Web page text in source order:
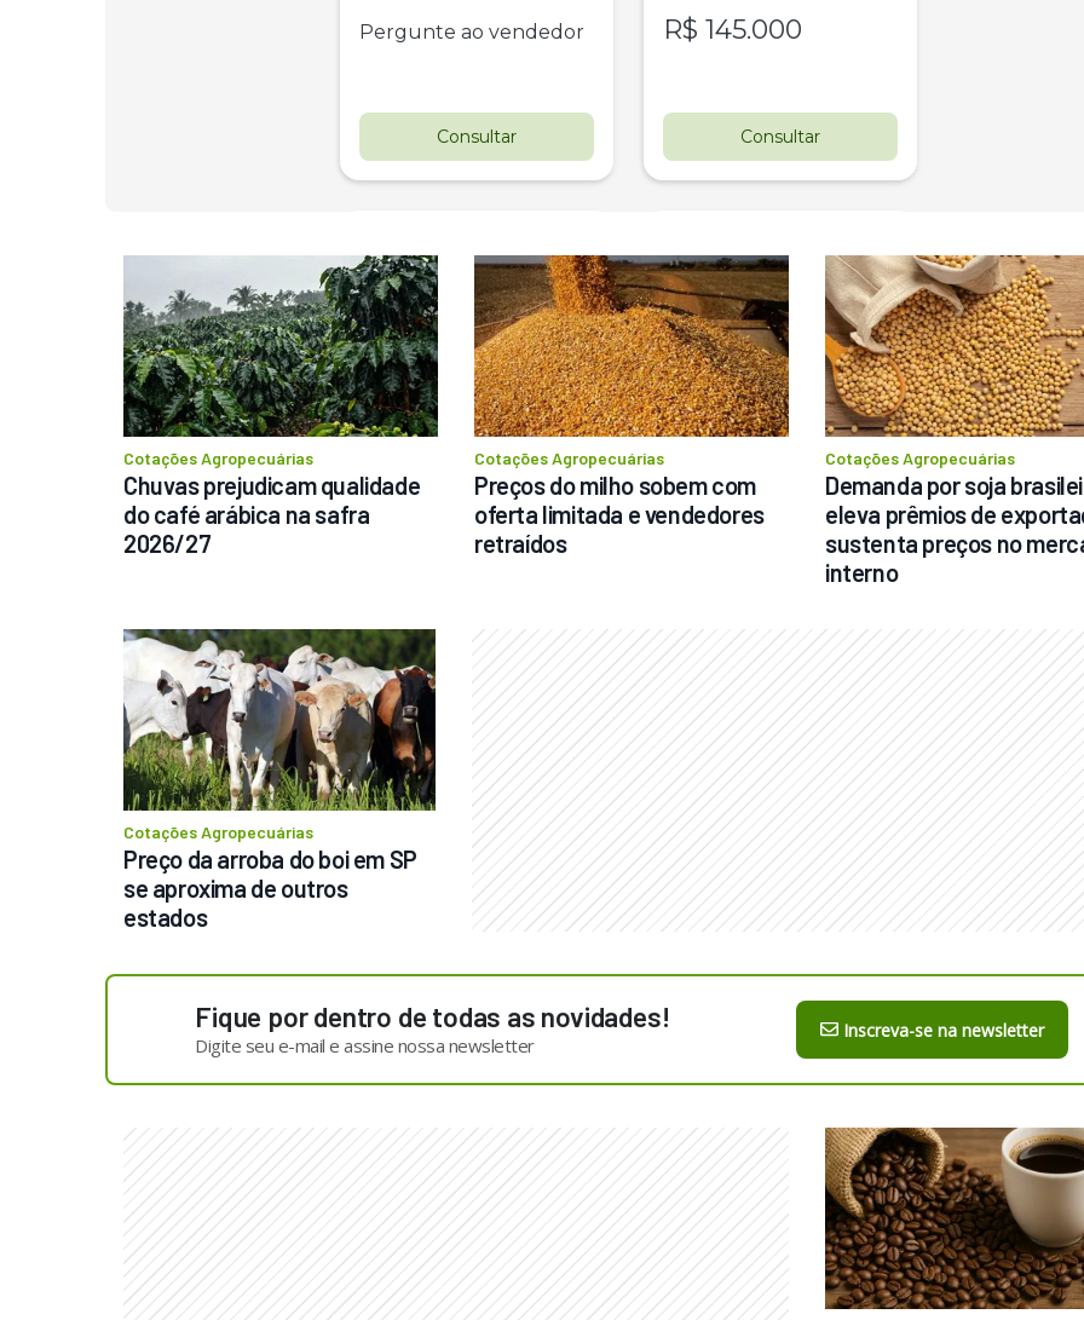
Pergunte ao vendedor
Consultar
R$ 145.000
Consultar
Destaque
Novo
Distribuidor De Sólidos
Marispan Fertinox 4200
Consultar
Destaque
Usado
Pá Carregadeira Cat 966
Ano 1987
Londrina
Consultar
Cotações Agropecuárias
Chuvas prejudicam qualidade
do café arábica na safra
2026/27
Cotações Agropecuárias
Preços do milho sobem com
oferta limitada e vendedores
retraídos
Cotações Agropecuárias
Demanda por soja
eleva prêmios de
sustenta preços no
interno
Cotações Agropecuárias
Preço da arroba do boi em SP
se aproxima de outros
estados
Fique por dentro de todas as novidades!
Digite seu e-mail e assine nossa newsletter
Inscreva-se na newsletter